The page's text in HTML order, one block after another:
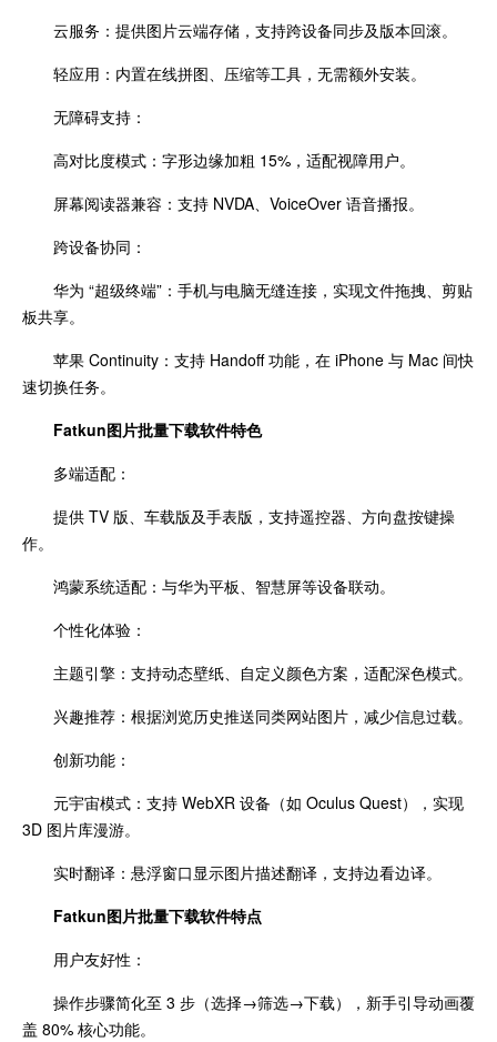
云服务：提供图片云端存储，支持跨设备同步及版本回滚。
轻应用：内置在线拼图、压缩等工具，无需额外安装。
无障碍支持：
高对比度模式：字形边缘加粗 15%，适配视障用户。
屏幕阅读器兼容：支持 NVDA、VoiceOver 语音播报。
跨设备协同：
华为 “超级终端”：手机与电脑无缝连接，实现文件拖拽、剪贴
板共享。
苹果 Continuity：支持 Handoff 功能，在 iPhone 与 Mac 间快
速切换任务。
Fatkun图片批量下载软件特色
多端适配：
提供 TV 版、车载版及手表版，支持遥控器、方向盘按键操
作。
鸿蒙系统适配：与华为平板、智慧屏等设备联动。
个性化体验：
主题引擎：支持动态壁纸、自定义颜色方案，适配深色模式。
兴趣推荐：根据浏览历史推送同类网站图片，减少信息过载。
创新功能：
元宇宙模式：支持 WebXR 设备（如 Oculus Quest），实现
3D 图片库漫游。
实时翻译：悬浮窗口显示图片描述翻译，支持边看边译。
Fatkun图片批量下载软件特点
用户友好性：
操作步骤简化至 3 步（选择→筛选→下载），新手引导动画覆
盖 80% 核心功能。